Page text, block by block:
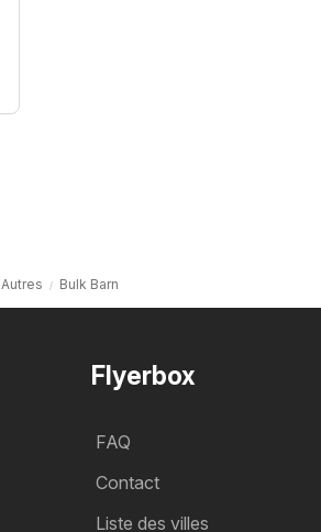
Autres Bulk Barn
Flyerbox
FAQ
Contact
Liste des villes